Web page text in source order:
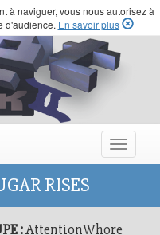
à naviguer, vous nous autorisez à
d'audience. En savoir plus
Toggle
RISES
:AttentionWhore